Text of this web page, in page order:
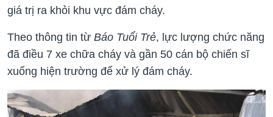
giá trị ra khỏi khu vực đám cháy.
Theo thông tin từ Báo Tuổi Trẻ, lực lượng chức năng
đã điều 7 xe chữa cháy và gần 50 cán bộ chiến sĩ
xuống hiện trường để xử lý đám cháy.